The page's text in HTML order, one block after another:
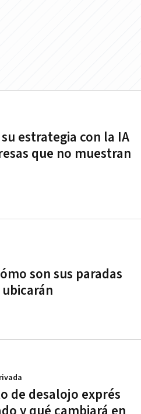
estrategia con la IA
que no muestran
son sus paradas
de desalojo exprés